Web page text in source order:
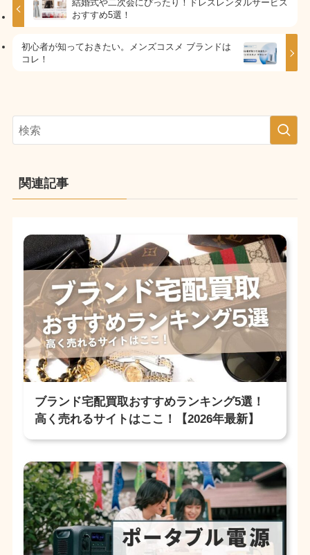
結婚式や二次会にぴったり！ドレスレンタルサービス
おすすめ5選！
初心者が知っておきたい。メンズコスメ ブランドは
コレ！
関連記事
ブランド宅配買取おすすめランキング5選！
高く売れるサイトはここ！【2026年最新】